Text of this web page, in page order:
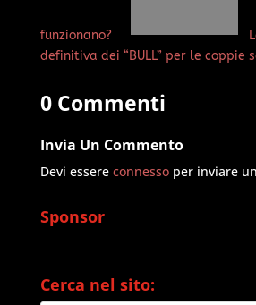
funzionano?
definitiva dei “BULL” per le coppie
0 Commenti
Invia Un Commento
Devi essere connessoper inviare
Sponsor
Cerca nel sito: